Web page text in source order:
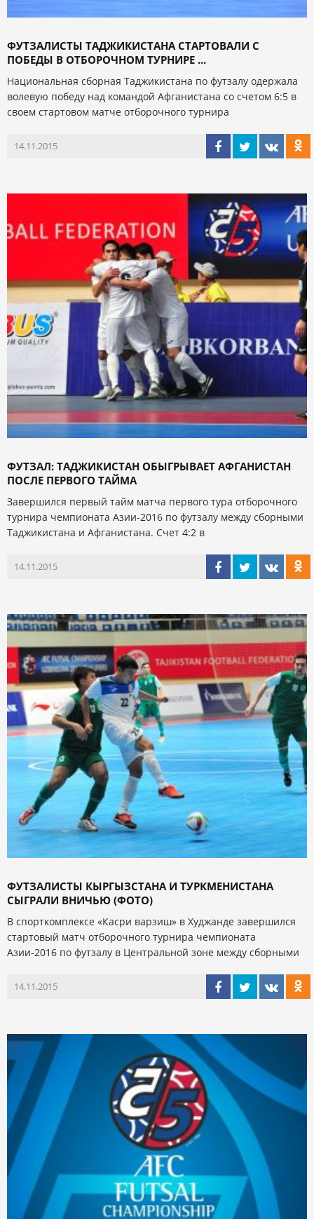
ФУТЗАЛИСТЫ ТАДЖИКИСТАНА СТАРТОВАЛИ С
ПОБЕДЫ В ОТБОРОЧНОМ ТУРНИРЕ ...
Национальная сборная Таджикистана по футзалу одержала
волевую победу над командой Афганистана со счетом 6:5 в
своем стартовом матче отборочного турнира
14.11.2015
ФУТЗАЛ: ТАДЖИКИСТАН ОБЫГРЫВАЕТ АФГАНИСТАН
ПОСЛЕ ПЕРВОГО ТАЙМА
Завершился первый тайм матча первого тура отборочного
турнира чемпионата Азии-2016 по футзалу между сборными
Таджикистана и Афганистана. Счет 4:2 в
14.11.2015
ФУТЗАЛИСТЫ КЫРГЫЗСТАНА И ТУРКМЕНИСТАНА
СЫГРАЛИ ВНИЧЬЮ (ФОТО)
В спорткомплексе «Касри варзиш» в Худжанде завершился
стартовый матч отборочного турнира чемпионата
Азии-2016 по футзалу в Центральной зоне между сборными
14.11.2015